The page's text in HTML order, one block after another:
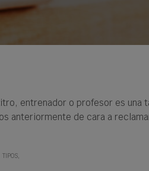
entrenador o profesor es una
anteriormente de cara a
TIPOS